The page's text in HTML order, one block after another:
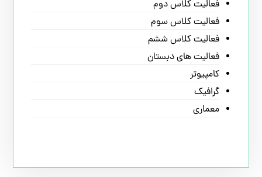
فعالیت کلاس دوم
فعالیت کلاس سوم
فعالیت کلاس ششم
فعالیت های دبستان
کامپیوتر
گرافیک
معماری